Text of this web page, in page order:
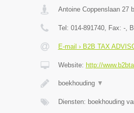
Antoine Coppenslaan 27
Tel: 014-891740, Fax: -,
E-mail › B2B TAX
Website: http://
boekhouding ▼
Diensten: boekhouding